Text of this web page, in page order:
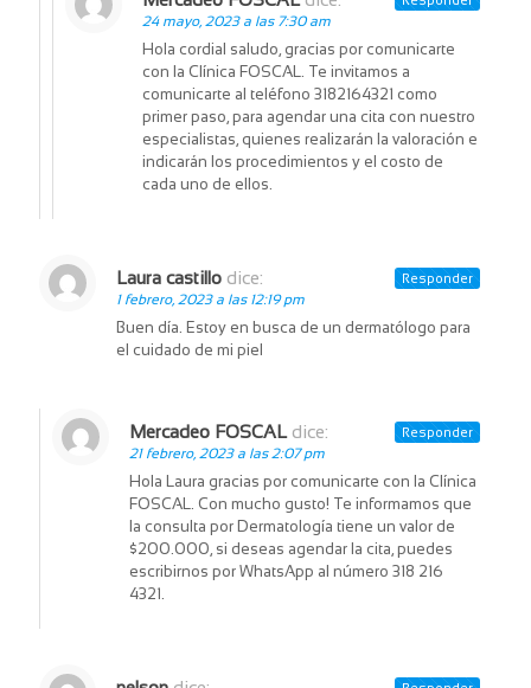
24 mayo, 2023 a las 7:30 am
Hola cordial saludo, gracias por comunicarte
con la Clínica FOSCAL. Te invitamos a
comunicarte al teléfono 3182164321 como
primer paso, para agendar una cita con nuestro
especialistas, quienes realizarán la valoración e
indicarán los procedimientos y el costo de
cada uno de ellos.
Laura castillo dice:
1 febrero, 2023 a las 12:19 pm
Buen día. Estoy en busca de un dermatólogo para
el cuidado de mi piel
Responder
Mercadeo FOSCAL dice:
21 febrero, 2023 a las 2:07 pm
Hola Laura gracias por comunicarte con la Clínica
FOSCAL. Con mucho gusto! Te informamos que
la consulta por Dermatología tiene un valor de
$200.000, si deseas agendar la cita, puedes
escribirnos por WhatsApp al número 318 216
4321.
Responder